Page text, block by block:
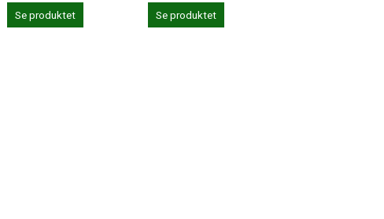
Se produktet Se produktet